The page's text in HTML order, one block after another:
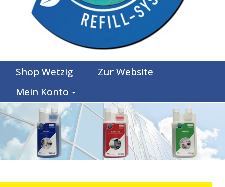
Shop Wetzig
Zur Website
Mein Konto